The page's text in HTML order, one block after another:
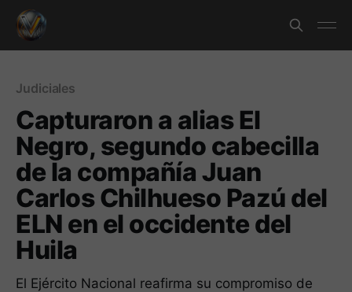
Judiciales
Capturaron a alias El
Negro, segundo cabecilla
de la compañía Juan
Carlos Chilhueso Pazú del
ELN en el occidente del
Huila
El Ejército Nacional reafirma su compromiso de